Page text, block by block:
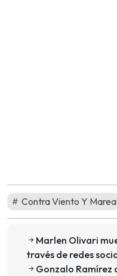
Contra Viento Y Marea
Marlen Olivari
través de redes
Gonzalo Ramírez